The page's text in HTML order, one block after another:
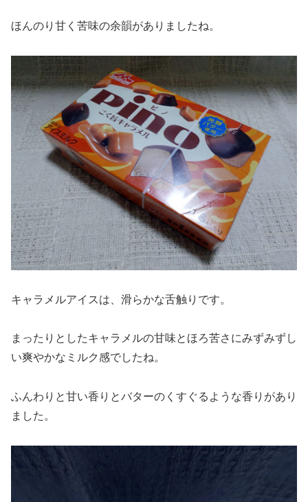
ほんのり甘く苦味の余韻がありましたね。
キャラメルアイスは、滑らかな舌触りです。
まったりとしたキャラメルの甘味とほろ苦さにみずみずし
い爽やかなミルク感でしたね。
ふんわりと甘い香りとバターのくすぐるような香りがあり
ました。